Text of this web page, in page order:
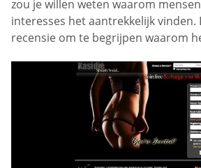
zou je willen weten waarom
interesses het aantrekkelijk vinden.
recensie om te begrijpen waarom